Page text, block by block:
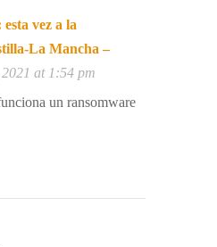
vez a la
La Mancha –
at 1:54 pm
un ransomware